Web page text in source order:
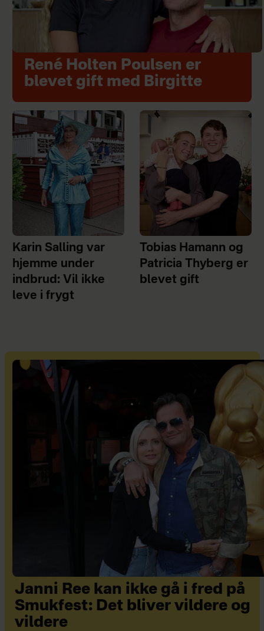
René Holten Poulsen er
blevet gift med Birgitte
Karin Salling var
hjemme under
indbrud: Vil ikke
leve i frygt
Tobias Hamann og
Patricia Thyberg er
blevet gift
Janni Ree kan ikke gå i fred på
Smukfest: Det bliver vildere og
vildere